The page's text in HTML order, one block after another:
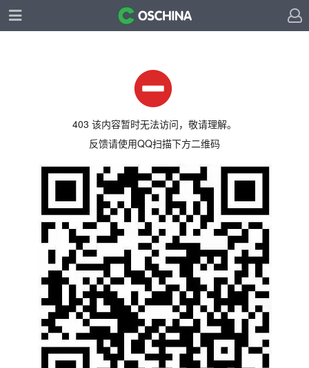
403 该内容暂时无法访问，敬请理解。
反馈请使用QQ扫描下方二维码